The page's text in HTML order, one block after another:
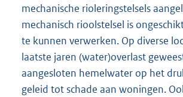
mechanische rioleringstelsels
mechanisch rioolstelsel is
te kunnen verwerken. Op diverse
laatste jaren (water)overlast
aangesloten hemelwater op het
geleid tot schade aan woningen.